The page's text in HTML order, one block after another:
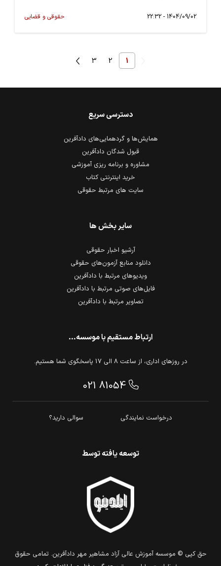
1404/09/02 - 22:32 حقوقی و قضایی
1
2
3
ارتباط مستقیم با موسسه...
در روزهای اداری، از ساعت 8 الی 17 پاسخگوی شما هستیم.
021 81054
درخواست نمایندگی سوالی دارید؟
دسترسی سریع
همایش‌ها و گردهمایی‌های دادآفرین
قبول شدگان دادآفرین
مشاوره و برنامه ریزی آموزشی
خرید اینترنتی کتاب
سایت های مرتبط حقوقی
سایر بخش ها
آرشیو اخبار حقوقی
دانلود منابع آزمون‌های حقوقی
ویدیوهای مرتبط با دادآفرین
فایل‌های صوتی مرتبط با دادآفرین
تصاویر مرتبط با دادآفرین
توسعه یافته توسط
حق كپي © موسسه آموزش عالی آزاد مشاهیر مهر دادآفرین. تمامي حقوق